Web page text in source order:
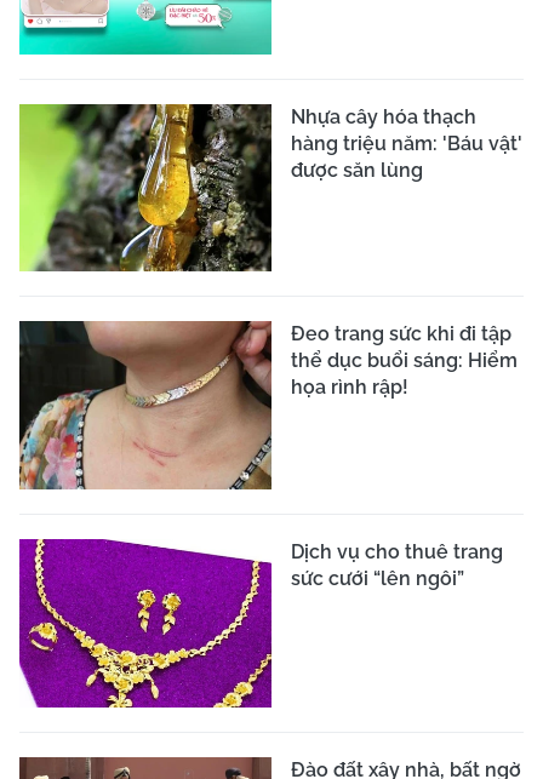
Nhựa cây hóa thạch
hàng triệu năm: 'Báu vật'
được săn lùng
Đeo trang sức khi đi tập
thể dục buổi sáng: Hiểm
họa rình rập!
Dịch vụ cho thuê trang
sức cưới “lên ngôi”
Đào đất xây nhà, bất ngờ